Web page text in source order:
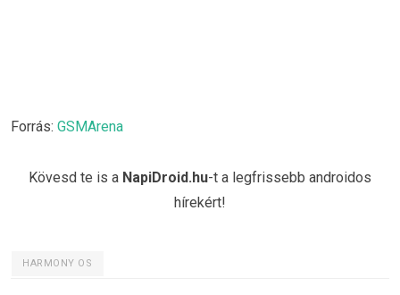
Forrás: GSMArena
Kövesd te is a NapiDroid.hu-t a legfrissebb androidos
hírekért!
HARMONY OS